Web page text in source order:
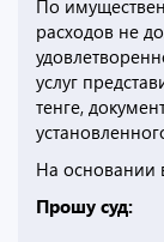
По
расходов не
услуг
тенге,
На основании
Прошу суд: